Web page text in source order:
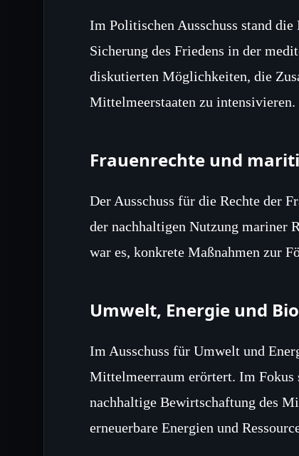
Im Politischen Ausschuss stand
Sicherung des Friedens in der
diskutierten Möglichkeiten, die
Mittelmeerstaaten zu intensivieren.
Frauenrechte und
Der Ausschuss für die Rechte der
der nachhaltigen Nutzung mariner
war es, konkrete Maßnahmen zur
Umwelt, Energie und
Im Ausschuss für Umwelt und
Mittelmeerraum erörtert. Im Fokus
nachhaltige Bewirtschaftung des
erneuerbare Energien und